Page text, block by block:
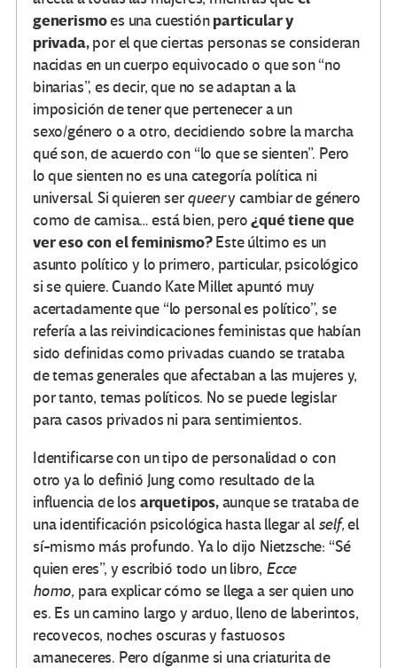
generismoes una cuestiónparticular y
privada,por el que ciertas personas se consideran
nacidas en un cuerpo equivocado o que son “no
binarias”, es decir, que no se adaptan a la
imposición de tener que pertenecer a un
sexo/género o a otro, decidiendo sobre la marcha
qué son, de acuerdo con “lo que se sienten”. Pero
lo que sienten no es una categoría política ni
universal. Si quieren serqueery cambiar de género
como de camisa… está bien, pero¿qué tiene que
ver eso con el feminismo?Este último es un
asunto político y lo primero, particular, psicológico
si se quiere. Cuando Kate Millet apuntó muy
acertadamente que “lo personal es político”, se
refería a las reivindicaciones feministas que habían
sido definidas como privadas cuando se trataba
de temas generales que afectaban a las mujeres y,
por tanto, temas políticos. No se puede legislar
para casos privados ni para sentimientos.
Identificarse con un tipo de personalidad o con
otro ya lo definió Jung como resultado de la
influencia de los arquetipos,aunque se trataba de
una identificación psicológica hasta llegar al self,el
sí-mismo más profundo. Ya lo dijo Nietzsche: “Sé
quien eres”, y escribió todo un libro, Ecce
homo, para explicar cómo se llega a ser quien uno
es. Es un camino largo y arduo, lleno de laberintos,
recovecos, noches oscuras y fastuosos
amaneceres. Pero díganme si una criaturita de